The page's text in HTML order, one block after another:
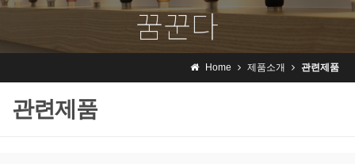
꿈꾼다
I dream ofrising brand
Home 제품소개 관련제품
관련제품